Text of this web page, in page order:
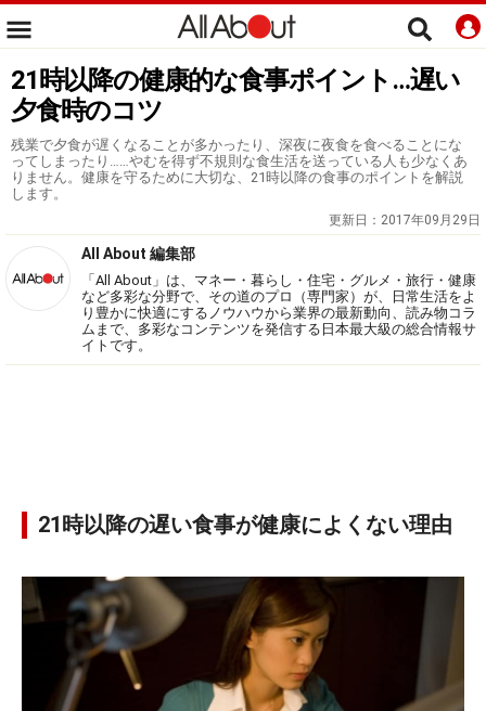
21時以降の健康的な食事ポイント…遅い
夕食時のコツ
残業で夕食が遅くなることが多かったり、深夜に夜食を食べることにな
ってしまったり……やむを得ず不規則な食生活を送っている人も少なくあ
りません。健康を守るために大切な、21時以降の食事のポイントを解説
します。
更新日： 2017年09月29日
All About 編集部
「All About」は、マネー・暮らし・住宅・グルメ・旅行・健康
など多彩な分野で、その道のプロ（専門家）が、日常生活をよ
り豊かに快適にするノウハウから業界の最新動向、読み物コラ
ムまで、多彩なコンテンツを発信する日本最大級の総合情報サ
イトです。
21時以降の遅い食事が健康によくない理由